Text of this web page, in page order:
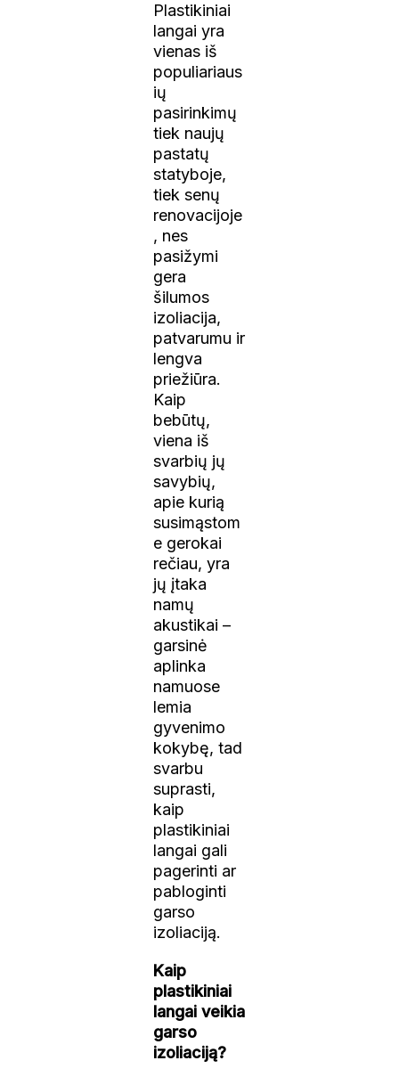
Plastikiniai
langai yra
vienas iš
populiariaus
ių
pasirinkimų
tiek naujų
pastatų
statyboje,
tiek senų
renovacijoje
, nes
pasižymi
gera
šilumos
izoliacija,
patvarumu ir
lengva
priežiūra.
Kaip
bebūtų,
viena iš
svarbių jų
savybių,
apie kurią
susimąstom
e gerokai
rečiau, yra
jų įtaka
namų
akustikai –
garsinė
aplinka
namuose
lemia
gyvenimo
kokybę, tad
svarbu
suprasti,
kaip
plastikiniai
langai gali
pagerinti ar
pabloginti
garso
izoliaciją.
Kaip
plastikiniai
langai veikia
garso
izoliaciją?